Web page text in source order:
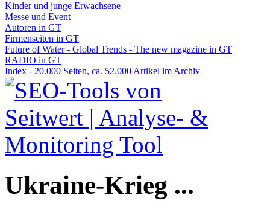
Kinder und junge Erwachsene
Messe und Event
Autoren in GT
Firmenseiten in GT
Future of Water - Global Trends - The new magazine in GT
RADIO in GT
Index - 20.000 Seiten, ca. 52.000 Artikel im Archiv
Ukraine-Krieg ...